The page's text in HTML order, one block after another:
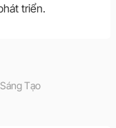
triển.
Tạo